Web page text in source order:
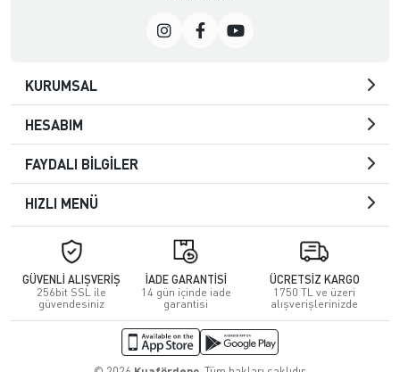
KURUMSAL
HESABIM
FAYDALI BİLGİLER
HIZLI MENÜ
GÜVENLİ ALIŞVERİŞ
256bit SSL ile
güvendesiniz
İADE GARANTİSİ
14 gün içinde iade
garantisi
ÜCRETSİZ KARGO
1750 TL ve üzeri
alışverişlerinizde